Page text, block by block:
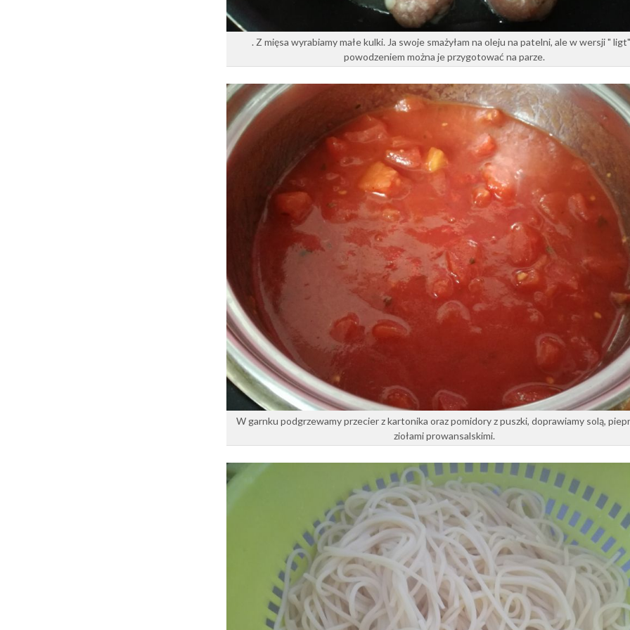
. Z mięsa wyrabiamy małe kulki. Ja swoje smażyłam na oleju na patelni, ale w wersji "
powodzeniem można je przygotować na parze.
W garnku podgrzewamy przecier z kartonika oraz pomidory z puszki, doprawiamy solą,
ziołami prowansalskimi.